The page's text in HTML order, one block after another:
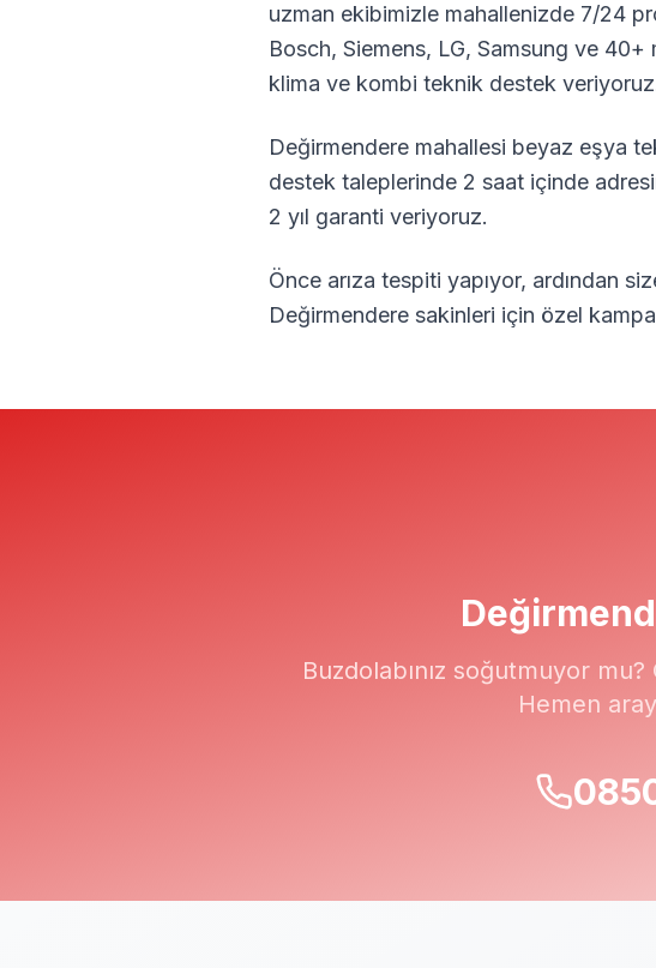
uzman ekibimizle mahallenizde 7/24
Bosch, Siemens, LG, Samsung ve 40+
klima ve kombi teknik destek
Değirmendere mahallesi beyaz eşya
destek taleplerinde 2 saat içinde
2 yıl garanti veriyoruz.
Önce arıza tespiti yapıyor, ardından
Değirmendere sakinleri için özel
Buzdolabınız soğutmuyor mu?
Hemen